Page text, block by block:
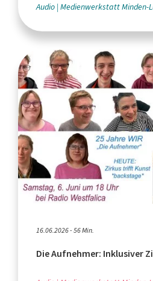
Audio Medienwerkstatt Minden-
16.06.2026 - 56 Min.
Die Aufnehmer: Inklusiver